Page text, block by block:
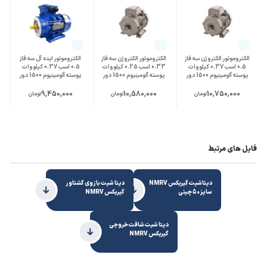
الکتروموتور الکتروژن سه فاز
0.5 اسب 0.37 کیلووات
پوسته آلومینیوم 1500 دور
10,750,000تومان
الکتروموتور الکتروژن سه فاز
0.33 اسب 0.25 کیلووات
پوسته آلومینیوم 1500 دور
10,580,000تومان
الکتروموتور ایده آل سه فاز
0.5 اسب 0.37 کیلووات
پوسته آلومینیوم 1500 دور
9,450,000تومان
فایل های مرتبط
دیتاشیت گیربکس NMRV
سایز 50 چینی
دیتا شیت بازوی گشتاور
گیربکس NMRV
دیتا شیت شافت خروجی
گیربکس NMRV